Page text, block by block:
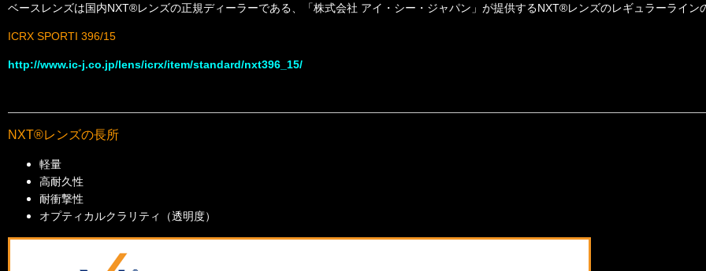
ベースレンズは国内NXT®レンズの正規ディーラーである、「株式会社 アイ・シー・ジャパン」が提供するNXT®レンズのレギュラーライン
ICRX SPORTI 396/15
http://www.ic-j.co.jp/lens/icrx/item/standard/nxt396_15/
NXT®レンズの長所
軽量
高耐久性
耐衝撃性
オプティカルクラリティ（透明度）